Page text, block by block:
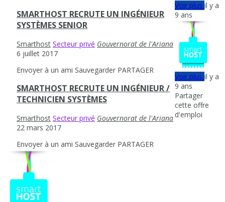
SMARTHOST RECRUTE UN INGÉNIEUR
SYSTÈMES SENIOR
Smarthost Secteur privé Gouvernorat de l'Ariana
6 juillet 2017
Envoyer à un ami Sauvegarder PARTAGER
Voir plusil y a
9 ans
SMARTHOST RECRUTE UN INGÉNIEUR /
TECHNICIEN SYSTÈMES
Smarthost Secteur privé Gouvernorat de l'Ariana
22 mars 2017
Envoyer à un ami Sauvegarder PARTAGER
Voir plusil y a
9 ans
Partager
cette offre
d'emploi